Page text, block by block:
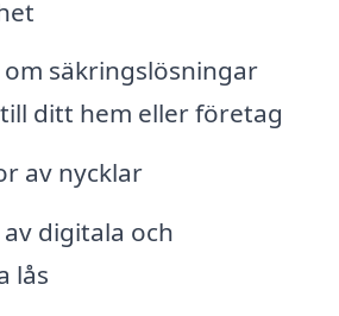
säkringslösningar
ditt hem eller företag
av nycklar
digitala och
lås